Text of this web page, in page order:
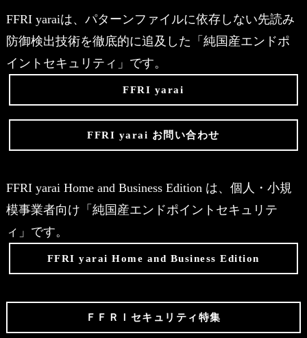
FFRI yaraiは、パターンファイルに依存しない先読み
防御検出技術を徹底的に追及した「純国産エンドポ
イントセキュリティ」です。
FFRI yarai
FFRI yarai お問い合わせ
FFRI yarai Home and Business Edition は、個人・小規
模事業者向け「純国産エンドポイントセキュリテ
ィ」です。
FFRI yarai Home and Business Edition
ＦＦＲＩセキュリティ特集